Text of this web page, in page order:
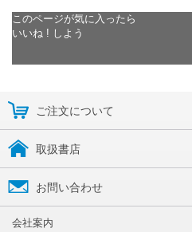
このページが気に入ったら
いいね ! しよう
ご注文について
取扱書店
お問い合わせ
会社案内